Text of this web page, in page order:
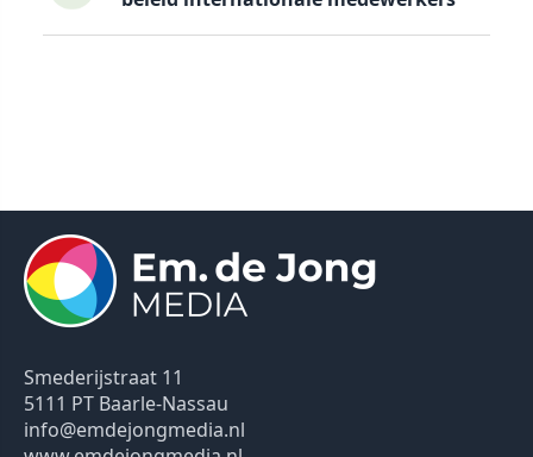
Smederijstraat 11
5111 PT Baarle-Nassau
info@emdejongmedia.nl